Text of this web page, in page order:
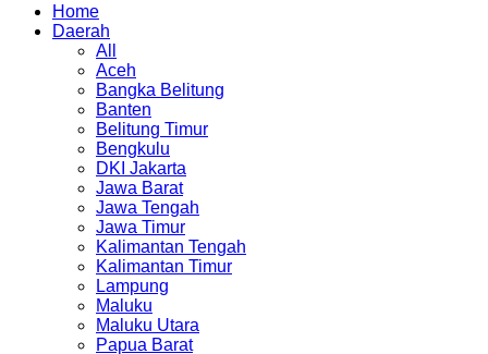
Home
Daerah
All
Aceh
Bangka Belitung
Banten
Belitung Timur
Bengkulu
DKI Jakarta
Jawa Barat
Jawa Tengah
Jawa Timur
Kalimantan Tengah
Kalimantan Timur
Lampung
Maluku
Maluku Utara
Papua Barat